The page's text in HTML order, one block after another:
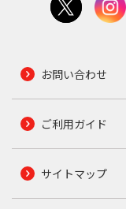
お問い合わせ
ご利用ガイド
サイトマップ